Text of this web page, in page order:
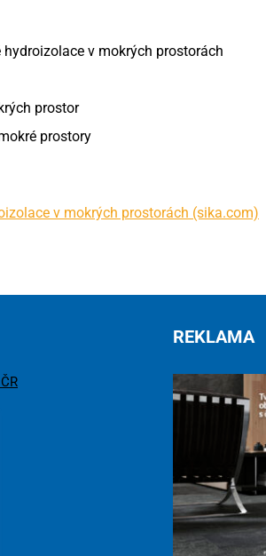
v mokrých prostorách
prostor
prostory
v mokrých prostorách (sika.com)
REKLAMA